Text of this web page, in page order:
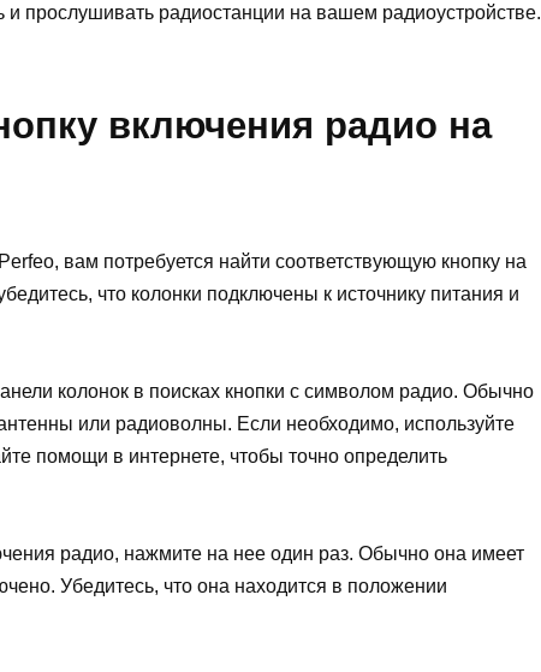
и прослушивать радиостанции на вашем радиоустройстве.
включения радио на
вам потребуется найти соответствующую кнопку на
что колонки подключены к источнику питания и
колонок в поисках кнопки с символом радио. Обычно
или радиоволны. Если необходимо, используйте
помощи в интернете, чтобы точно определить
радио, нажмите на нее один раз. Обычно она имеет
Убедитесь, что она находится в положении